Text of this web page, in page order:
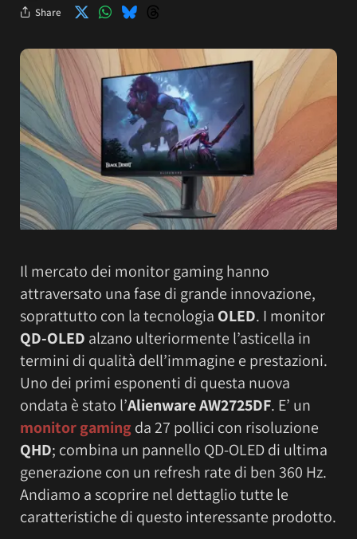
Share
Il mercato dei monitor gaming hanno
attraversato una fase di grande innovazione,
soprattutto con la tecnologia OLED. I monitor
QD-OLED alzano ulteriormente l’asticella in
termini di qualità dell’immagine e prestazioni.
Uno dei primi esponenti di questa nuova
ondata è stato l’Alienware AW2725DF. E’ un
monitor gamingda 27 pollici con risoluzione
QHD; combina un pannello QD-OLED di ultima
generazione con un refresh rate di ben 360 Hz.
Andiamo a scoprire nel dettaglio tutte le
caratteristiche di questo interessante prodotto.